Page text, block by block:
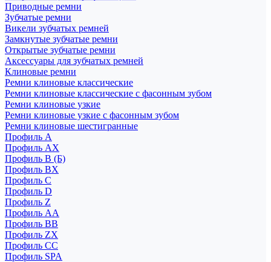
Приводные ремни
Зубчатые ремни
Викели зубчатых ремней
Замкнутые зубчатые ремни
Открытые зубчатые ремни
Аксессуары для зубчатых ремней
Клиновые ремни
Ремни клиновые классические
Ремни клиновые классические с фасонным зубом
Ремни клиновые узкие
Ремни клиновые узкие с фасонным зубом
Ремни клиновые шестигранные
Профиль A
Профиль AX
Профиль B (Б)
Профиль BX
Профиль C
Профиль D
Профиль Z
Профиль АА
Профиль BB
Профиль ZX
Профиль CC
Профиль SPA